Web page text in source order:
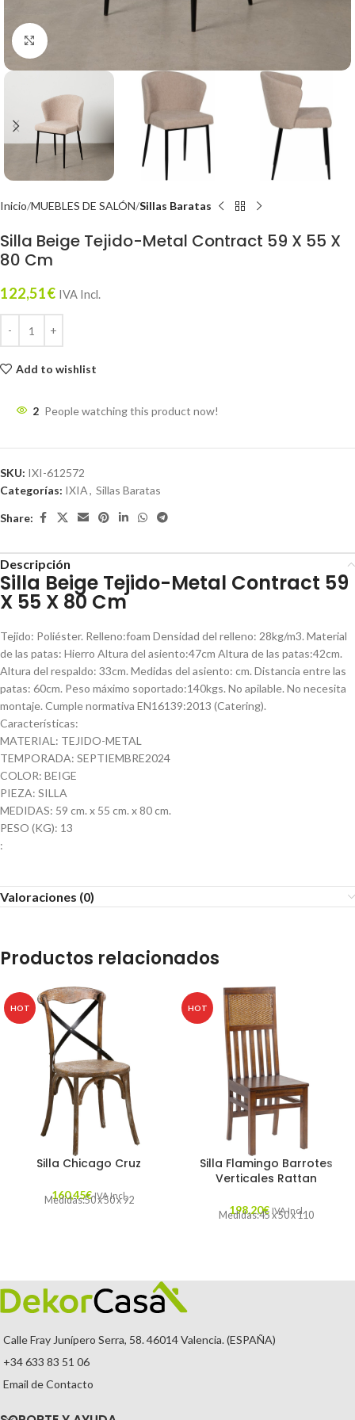
Click to enlarge
Inicio MUEBLES DE SALÓN Sillas Baratas
Silla Beige Tejido-Metal Contract 59 X 55 X
80 Cm
122,51€ IVA Incl.
Add to wishlist
2 People watching this product now!
SKU: IXI-612572
Categorías: IXIA, Sillas Baratas
Share:
Descripción
Silla Beige Tejido-Metal Contract 59
X 55 X 80 Cm
Tejido: Poliéster. Relleno:foam Densidad del relleno: 28kg/m3. Material
de las patas: Hierro Altura del asiento:47cm Altura de las patas:42cm.
Altura del respaldo: 33cm. Medidas del asiento: cm. Distancia entre las
patas: 60cm. Peso máximo soportado:140kgs. No apilable. No necesita
montaje. Cumple normativa EN16139:2013 (Catering).
Características:
MATERIAL: TEJIDO-METAL
TEMPORADA: SEPTIEMBRE2024
COLOR: BEIGE
PIEZA: SILLA
MEDIDAS: 59 cm. x 55 cm. x 80 cm.
PESO (KG): 13
:
Valoraciones (0)
Productos relacionados
HOT
Silla Chicago Cruz
160,45€ IVA Incl.
Medidas:50 x 50 x 92
HOT
Silla Flamingo Barrotes
Verticales Rattan
198,20€ IVA Incl.
Medidas:45 x 50 x 110
Calle Fray Junípero Serra, 58. 46014 Valencia. (ESPAÑA)
+34 633 83 51 06
Email de Contacto